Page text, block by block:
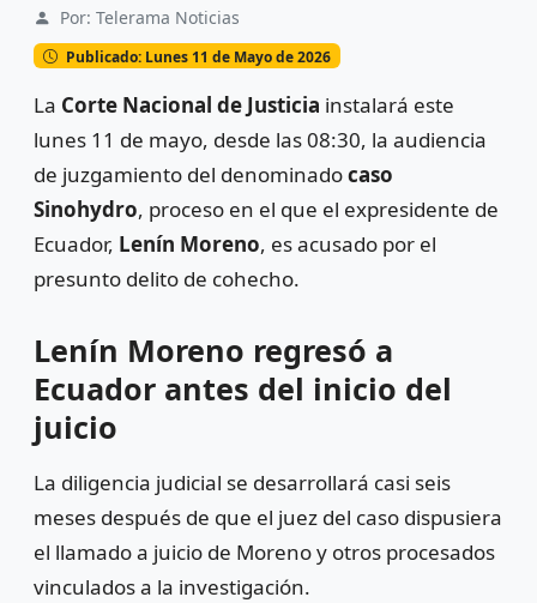
Por: Telerama Noticias
Publicado: Lunes 11 de Mayo de 2026
La Corte Nacional de Justicia instalará este
lunes 11 de mayo, desde las 08:30, la audiencia
de juzgamiento del denominadocaso
Sinohydro, proceso en el que el expresidente de
Ecuador, Lenín Moreno, es acusado por el
presunto delito de cohecho.
Lenín Moreno regresó a
Ecuador antes del inicio del
juicio
La diligencia judicial se desarrollará casi seis
meses después de que el juez del caso dispusiera
el llamado a juicio de Moreno y otros procesados
vinculados a la investigación.